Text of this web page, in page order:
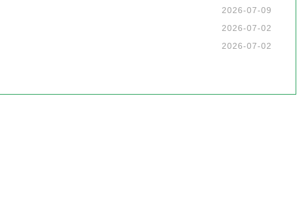
2026-07-09
2026-07-02
2026-07-02